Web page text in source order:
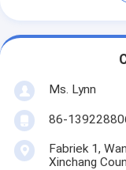
Ms. Lynn
86-
Fabriek 1,
Xinchang